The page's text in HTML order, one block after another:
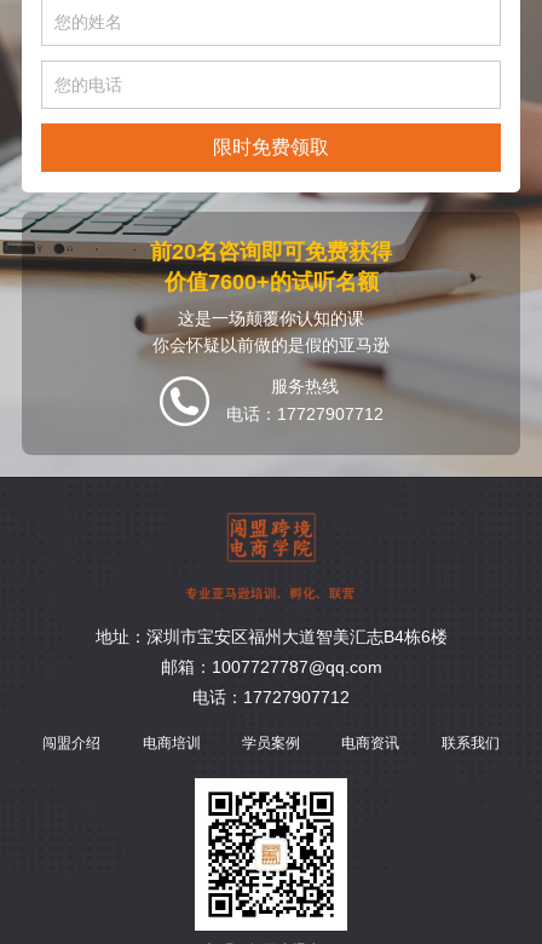
限时免费领取
前20名咨询即可免费获得
价值7600+的试听名额
这是一场颠覆你认知的课
你会怀疑以前做的是假的亚马逊
服务热线
电话：17727907712
地址：深圳市宝安区福州大道智美汇志B4栋6楼
邮箱：1007727787@qq.com
电话：17727907712
闯盟介绍 电商培训 学员案例 电商资讯 联系我们